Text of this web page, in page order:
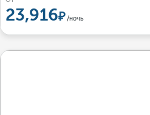
23,916 /ночь